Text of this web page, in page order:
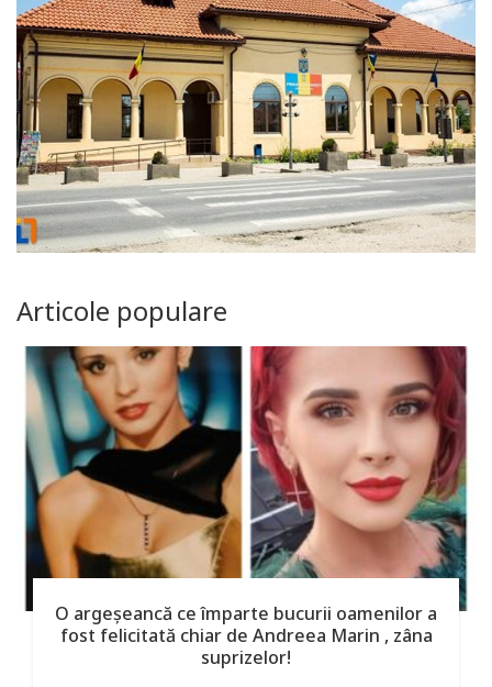
Articole populare
O argeşeancă ce împarte bucurii oamenilor a
fost felicitată chiar de Andreea Marin , zâna
suprizelor!